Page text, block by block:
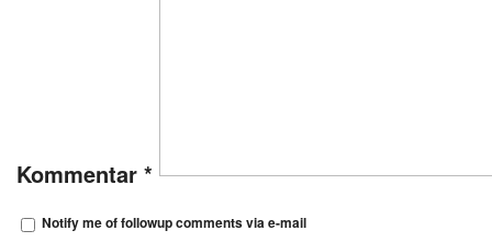
Kommentar *
Notify me of followup comments via e-mail